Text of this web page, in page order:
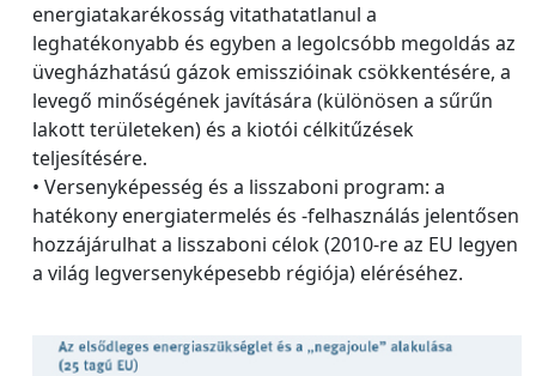
energiatakarékosság vitathatatlanul a
leghatékonyabb és egyben a legolcsóbb megoldás az
üvegházhatású gázok emisszióinak csökkentésére, a
levegő minőségének javítására (különösen a sűrűn
lakott területeken) és a kiotói célkitűzések
teljesítésére.
• Versenyképesség és a lisszaboni program: a
hatékony energiatermelés és -felhasználás jelentősen
hozzájárulhat a lisszaboni célok (2010-re az EU legyen
a világ legversenyképesebb régiója) eléréséhez.